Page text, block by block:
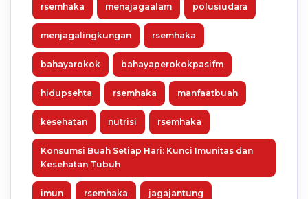
rsemhaka menajagaalam polusiudara
menjagalingkungan rsemhaka
bahayarokok bahayaperokokpasifm
hidupsehta rsemhaka manfaatbuah
kesehatan nutrisi rsemhaka
Konsumsi Buah Setiap Hari: Kunci Imunitas dan
Kesehatan Tubuh
imun rsemhaka jagajantung